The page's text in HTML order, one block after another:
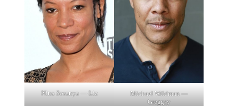
Nina Sosanya — Liz
Michael Wildman —
Greggsy